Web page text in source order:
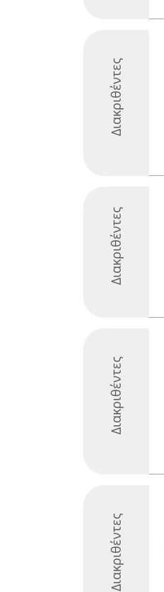
Διακριθέντες
Διακριθέντες
Διακριθέντες
Διακριθέντες